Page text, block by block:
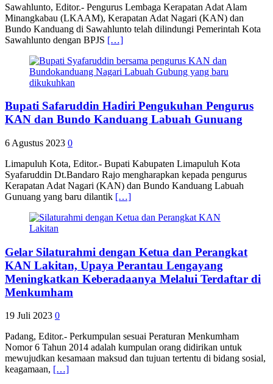
Sawahlunto, Editor.- Pengurus Lembaga Kerapatan Adat Alam
Minangkabau (LKAAM), Kerapatan Adat Nagari (KAN) dan
Bundo Kanduang di Sawahlunto telah dilindungi Pemerintah Kota
Sawahlunto dengan BPJS […]
Bupati Safaruddin Hadiri Pengukuhan Pengurus
KAN dan Bundo Kanduang Labuah Gunuang
6 Agustus 2023 0
Limapuluh Kota, Editor.- Bupati Kabupaten Limapuluh Kota
Syafaruddin Dt.Bandaro Rajo mengharapkan kepada pengurus
Kerapatan Adat Nagari (KAN) dan Bundo Kanduang Labuah
Gunuang yang baru dilantik […]
Gelar Silaturahmi dengan Ketua dan Perangkat
KAN Lakitan, Upaya Perantau Lengayang
Meningkatkan Keberadaanya Melalui Terdaftar di
Menkumham
19 Juli 2023 0
Padang, Editor.- Perkumpulan sesuai Peraturan Menkumham
Nomor 6 Tahun 2014 adalah kumpulan orang didirikan untuk
mewujudkan kesamaan maksud dan tujuan tertentu di bidang sosial,
keagamaan, […]